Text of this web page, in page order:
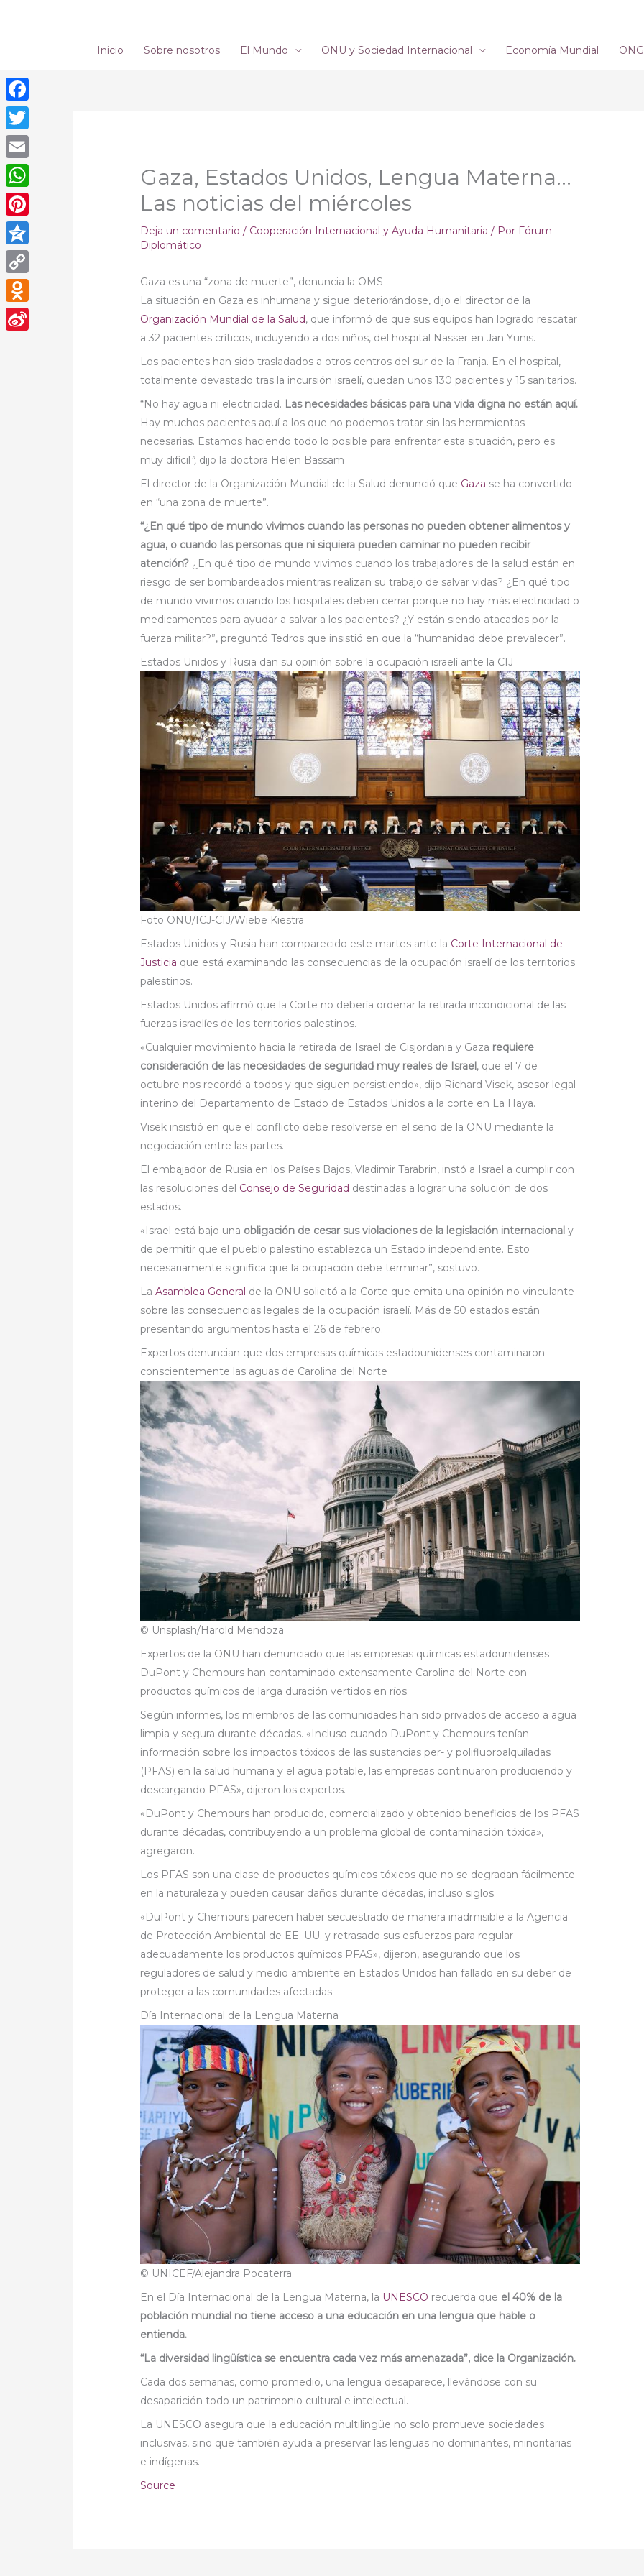
Inicio Sobre nosotros El Mundo ONU y Sociedad Internacional Economía Mundial
Gaza, Estados Unidos, Lengua Materna…
Las noticias del miércoles
Deja un comentario / Cooperación Internacional y Ayuda Humanitaria / Por Fórum
Diplomático
Gaza es una “zona de muerte”, denuncia la OMS
La situación en Gaza es inhumana y sigue deteriorándose, dijo el director de la
Organización Mundial de la Salud, que informó de que sus equipos han logrado rescatar
a 32 pacientes críticos, incluyendo a dos niños, del hospital Nasser en Jan Yunis.
Los pacientes han sido trasladados a otros centros del sur de la Franja. En el hospital,
totalmente devastado tras la incursión israelí, quedan unos 130 pacientes y 15 sanitarios.
“No hay agua ni electricidad. Las necesidades básicas para una vida digna no están aquí.
Hay muchos pacientes aquí a los que no podemos tratar sin las herramientas
necesarias. Estamos haciendo todo lo posible para enfrentar esta situación, pero es
muy difícil”, dijo la doctora Helen Bassam
El director de la Organización Mundial de la Salud denunció que Gaza se ha convertido
en “una zona de muerte”.
“¿En qué tipo de mundo vivimos cuando las personas no pueden obtener alimentos y
agua, o cuando las personas que ni siquiera pueden caminar no pueden recibir
atención? ¿En qué tipo de mundo vivimos cuando los trabajadores de la salud están en
riesgo de ser bombardeados mientras realizan su trabajo de salvar vidas? ¿En qué tipo
de mundo vivimos cuando los hospitales deben cerrar porque no hay más electricidad o
medicamentos para ayudar a salvar a los pacientes? ¿Y están siendo atacados por la
fuerza militar?”, preguntó Tedros que insistió en que la “humanidad debe prevalecer”.
Estados Unidos y Rusia dan su opinión sobre la ocupación israelí ante la CIJ
Foto ONU/ICJ-CIJ/Wiebe Kiestra
Estados Unidos y Rusia han comparecido este martes ante la Corte Internacional de
Justicia que está examinando las consecuencias de la ocupación israelí de los territorios
palestinos.
Estados Unidos afirmó que la Corte no debería ordenar la retirada incondicional de las
fuerzas israelíes de los territorios palestinos.
«Cualquier movimiento hacia la retirada de Israel de Cisjordania y Gaza requiere
consideración de las necesidades de seguridad muy reales de Israel, que el 7 de
octubre nos recordó a todos y que siguen persistiendo», dijo Richard Visek, asesor legal
interino del Departamento de Estado de Estados Unidos a la corte en La Haya.
Visek insistió en que el conflicto debe resolverse en el seno de la ONU mediante la
negociación entre las partes.
El embajador de Rusia en los Países Bajos, Vladimir Tarabrin, instó a Israel a cumplir con
las resoluciones del Consejo de Seguridad destinadas a lograr una solución de dos
estados.
«Israel está bajo una obligación de cesar sus violaciones de la legislación internacional y
de permitir que el pueblo palestino establezca un Estado independiente. Esto
necesariamente significa que la ocupación debe terminar”, sostuvo.
LaAsamblea General de la ONU solicitó a la Corte que emita una opinión no vinculante
sobre las consecuencias legales de la ocupación israelí. Más de 50 estados están
presentando argumentos hasta el 26 de febrero.
Expertos denuncian que dos empresas químicas estadounidenses contaminaron
conscientemente las aguas de Carolina del Norte
© Unsplash/Harold Mendoza
Expertos de la ONU han denunciado que las empresas químicas estadounidenses
DuPont y Chemours han contaminado extensamente Carolina del Norte con
productos químicos de larga duración vertidos en ríos.
Según informes, los miembros de las comunidades han sido privados de acceso a agua
limpia y segura durante décadas. «Incluso cuando DuPont y Chemours tenían
información sobre los impactos tóxicos de las sustancias per- y polifluoroalquiladas
(PFAS) en la salud humana y el agua potable, las empresas continuaron produciendo y
descargando PFAS», dijeron los expertos.
«DuPont y Chemours han producido, comercializado y obtenido beneficios de los PFAS
durante décadas, contribuyendo a un problema global de contaminación tóxica»,
agregaron.
Los PFAS son una clase de productos químicos tóxicos que no se degradan fácilmente
en la naturaleza y pueden causar daños durante décadas, incluso siglos.
«DuPont y Chemours parecen haber secuestrado de manera inadmisible a la Agencia
de Protección Ambiental de EE. UU. y retrasado sus esfuerzos para regular
adecuadamente los productos químicos PFAS», dijeron, asegurando que los
reguladores de salud y medio ambiente en Estados Unidos han fallado en su deber de
proteger a las comunidades afectadas
Día Internacional de la Lengua Materna
© UNICEF/Alejandra Pocaterra
En el Día Internacional de la Lengua Materna, la UNESCO recuerda que el 40% de la
población mundial no tiene acceso a una educación en una lengua que hable o
entienda.
“La diversidad lingüística se encuentra cada vez más amenazada”, dice la Organización.
Cada dos semanas, como promedio, una lengua desaparece, llevándose con su
desaparición todo un patrimonio cultural e intelectual.
La UNESCO asegura que la educación multilingüe no solo promueve sociedades
inclusivas, sino que también ayuda a preservar las lenguas no dominantes, minoritarias
e indígenas.
Source
Facebook
Twitter
Email
WhatsApp
Pinterest
Qzone
Copy
Link
Odnoklassniki